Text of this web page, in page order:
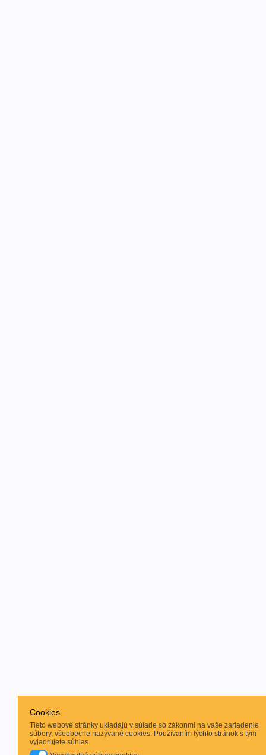
Cookies
Tieto webové stránky ukladajú v súlade so zákonmi na vaše zariadenie
súbory, všeobecne nazývané cookies. Používaním týchto stránok s tým
vyjadrujete súhlas.